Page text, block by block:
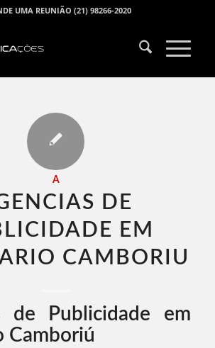
UMA REUNIÃO (21) 98266-2020
A
DE
EM
CAMBORIU​
de Publicidade em
Camboriú